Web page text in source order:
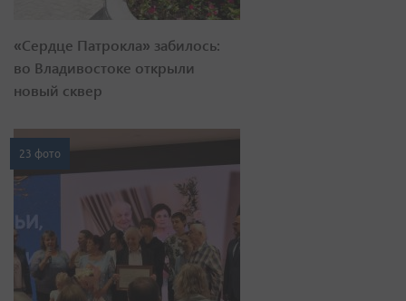
«Сердце Патрокла» забилось:
во Владивостоке открыли
новый сквер
23 фото